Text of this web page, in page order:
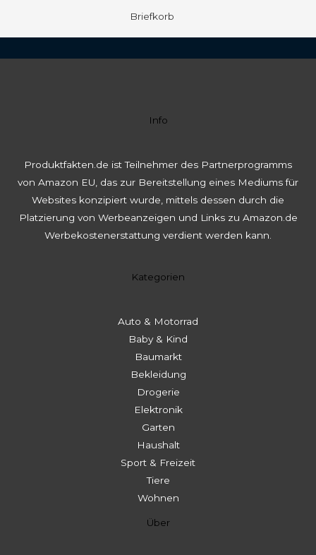
Briefkorb
Info
Produktfakten.de ist Teilnehmer des Partnerprogramms
von Amazon EU, das zur Bereitstellung eines Mediums für
Websites konzipiert wurde, mittels dessen durch die
Platzierung von Werbeanzeigen und Links zu Amazon.de
Werbekostenerstattung verdient werden kann.
Kategorien
Auto & Motorrad
Baby & Kind
Baumarkt
Bekleidung
Drogerie
Elektronik
Garten
Haushalt
Sport & Freizeit
Tiere
Wohnen
Über